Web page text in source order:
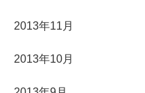
2013年11月
2013年10月